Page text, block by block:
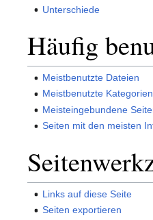
Unterschiede
Häufig
Meistbenutzte Dateien
Meistbenutzte Kategorien
Meisteingebundene
Seiten mit den meisten
Links auf diese Seite
Seiten exportieren